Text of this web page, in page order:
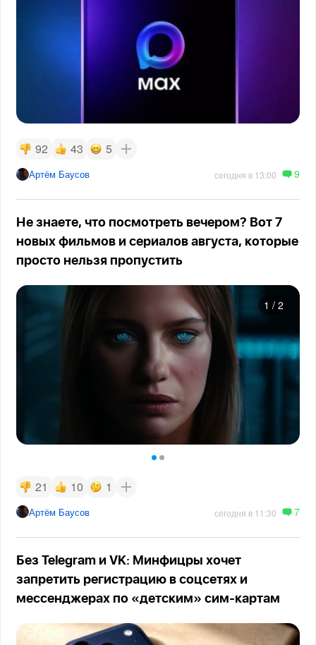
92 43 5
Артём Баусов сегодня в 13:00 9
Не знаете, что посмотреть вечером? Вот 7
новых фильмов и сериалов августа, которые
просто нельзя пропустить
1 / 2
21 10 1
Артём Баусов сегодня в 11:30 7
Без Telegram и VK: Минфицры хочет
запретить регистрацию в соцсетях и
мессенджерах по «детским» сим-картам